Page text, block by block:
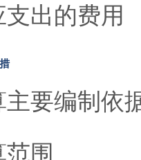
支出的费用
要编制依
围